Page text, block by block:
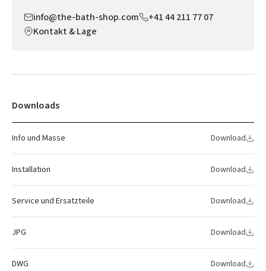
info@the-bath-shop.com
+41 44 211 77 07
Kontakt & Lage
Downloads
Info und Masse Download
Installation Download
Service und Ersatzteile Download
JPG Download
DWG Download